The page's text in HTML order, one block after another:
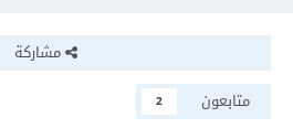
مشاركة
متابعون
2